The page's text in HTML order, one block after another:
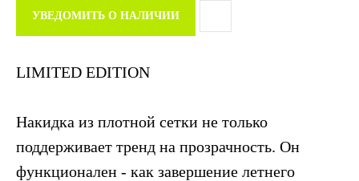
УВЕДОМИТЬ О НАЛИЧИИ
LIMITED EDITION
Накидка из плотной сетки не только
поддерживает тренд на прозрачность. Он
функционален - как завершение летнего